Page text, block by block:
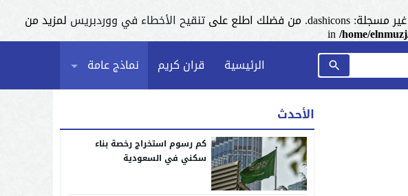
تنقيح الأخطاء في ووردبريس لمزيد من
/home/
الرئيسية
قران كريم نماذج عامة
الأحدث
كم رسوم استخراج رخصة بناء
سكني في السعودية